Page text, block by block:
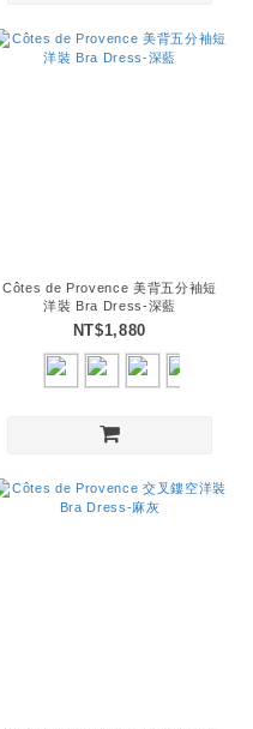
Côtes de Provence 美背五分袖短
洋裝 Bra Dress-深藍
NT$1,880